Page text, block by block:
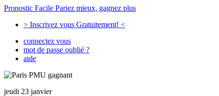
Pronostic Facile Pariez mieux, gagnez plus
> Inscrivez vous Gratuitement! <
connectez vous
mot de passe oublié ?
aide
jeudi 23 janvier